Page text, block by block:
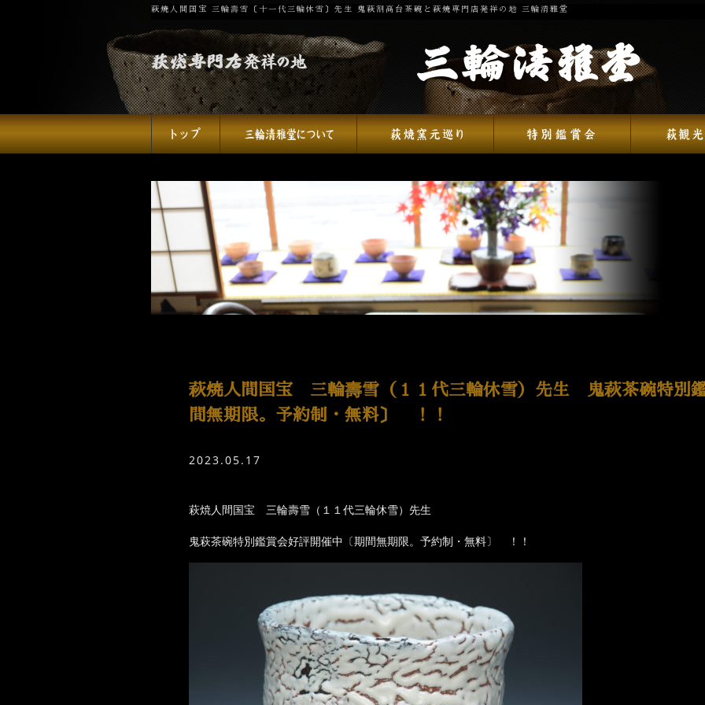
萩焼人間国宝 三輪壽雪〔十一代三輪休雪〕先生 鬼萩割高台茶碗と萩焼専門店発祥の地 三輪清雅堂
萩焼人間国宝 三輪壽雪（１１代三輪休雪）先生 鬼萩茶碗特別
間無期限。予約制・無料〕 ！！
2023.05.17
萩焼人間国宝 三輪壽雪（１１代三輪休雪）先生
鬼萩茶碗特別鑑賞会好評開催中〔期間無期限。予約制・無料〕 ！！